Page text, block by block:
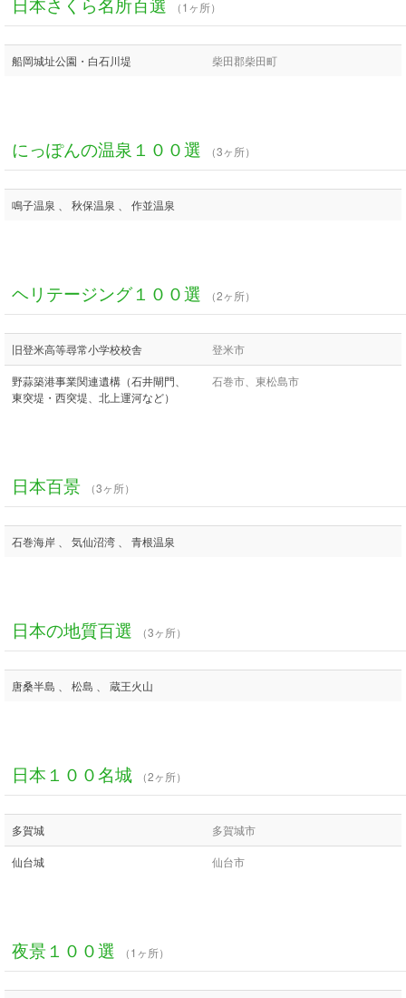
（1ヶ所）
船岡城址公園・白石川堤 柴田郡柴田町
にっぽんの温泉１００選 （3ヶ所）
鳴子温泉 、 秋保温泉 、 作並温泉
ヘリテージング１００選 （2ヶ所）
旧登米高等尋常小学校校舎 登米市
野蒜築港事業関連遺構（石井閘門、
東突堤・西突堤、北上運河など）
石巻市、東松島市
日本百景 （3ヶ所）
石巻海岸 、 気仙沼湾 、 青根温泉
日本の地質百選 （3ヶ所）
唐桑半島 、 松島 、 蔵王火山
日本１００名城 （2ヶ所）
多賀城 多賀城市
仙台城 仙台市
夜景１００選 （1ヶ所）